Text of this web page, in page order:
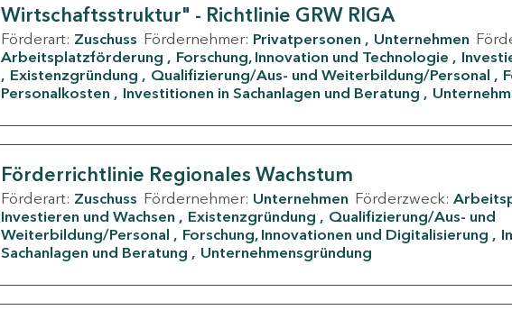
Wirtschaftsstruktur" - Richtlinie GRW RIGA
Förderart: Zuschuss Fördernehmer: Privatpersonen Unternehmen
Arbeitsplatzförderung
Forschung, Innovation und Technologie
Existenzgründung
Qualifizierung/Aus- und Weiterbildung/Personal
Personalkosten
Investitionen in Sachanlagen und Beratung
Förderrichtlinie Regionales Wachstum
Förderart: Zuschuss Fördernehmer: Unternehmen Förderzweck:
Investieren und Wachsen
Existenzgründung
Qualifizierung/Aus- und
Weiterbildung/Personal
Forschung, Innovationen und Digitalisierung
Sachanlagen und Beratung
Unternehmensgründung